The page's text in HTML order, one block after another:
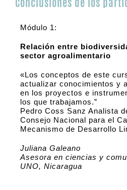
Módulo 1:
Relación entre
sector agroalimentario
«Los conceptos de este
actualizar conocimientos y
en los proyectos e
los que trabajamos.”
Pedro Coss Sanz Analista
Consejo Nacional para el
Mecanismo de Desarrollo
Juliana Galeano
Asesora en ciencias y
UNO, Nicaragua